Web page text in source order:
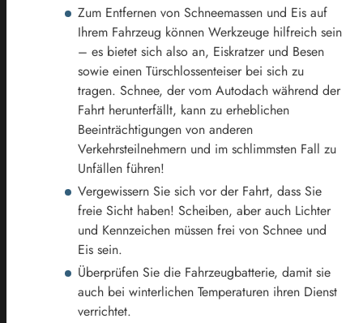
Zum Entfernen von Schneemassen und Eis auf
Ihrem Fahrzeug können Werkzeuge hilfreich sein
– es bietet sich also an, Eiskratzer und Besen
sowie einen Türschlossenteiser bei sich zu
tragen. Schnee, der vom Autodach während der
Fahrt herunterfällt, kann zu erheblichen
Beeinträchtigungen von anderen
Verkehrsteilnehmern und im schlimmsten Fall zu
Unfällen führen!
Vergewissern Sie sich vor der Fahrt, dass Sie
freie Sicht haben! Scheiben, aber auch Lichter
und Kennzeichen müssen frei von Schnee und
Eis sein.
Überprüfen Sie die Fahrzeugbatterie, damit sie
auch bei winterlichen Temperaturen ihren Dienst
verrichtet.